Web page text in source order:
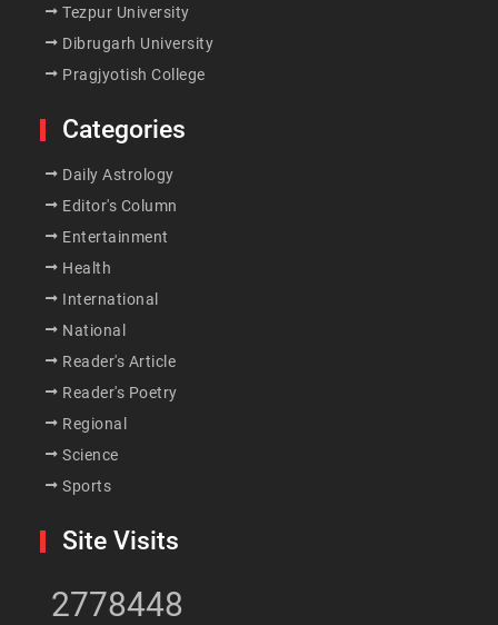
Tezpur University
Dibrugarh University
Pragjyotish College
Categories
Daily Astrology
Editor's Column
Entertainment
Health
International
National
Reader's Article
Reader's Poetry
Regional
Science
Sports
Site Visits
2778448